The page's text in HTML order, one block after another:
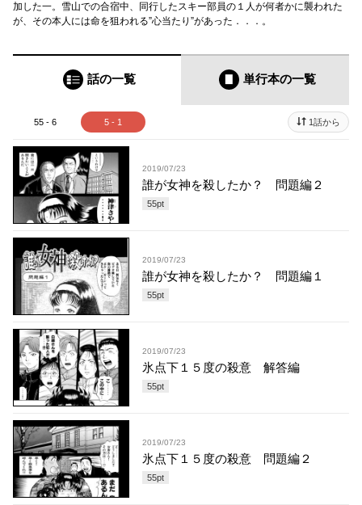
加した一。雪山での合宿中、同行したスキー部員の１人が何者かに襲われた
が、その本人には命を狙われる”心当たり”があった．．．。
話の一覧 単行本の一覧
55 - 6 5 - 1 1話から
2019/07/23
誰が女神を殺したか？ 問題編２
55pt
2019/07/23
誰が女神を殺したか？ 問題編１
55pt
2019/07/23
氷点下１５度の殺意 解答編
55pt
2019/07/23
氷点下１５度の殺意 問題編２
55pt